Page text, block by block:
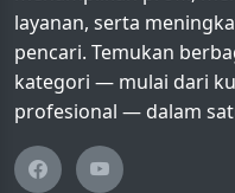
layanan, serta
pencari. Temukan
kategori — mulai dari
profesional — dalam